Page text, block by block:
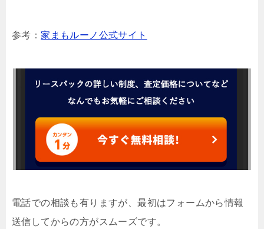
参考：家まもルーノ公式サイト
電話での相談も有りますが、最初はフォームから情報
送信してからの方がスムーズです。